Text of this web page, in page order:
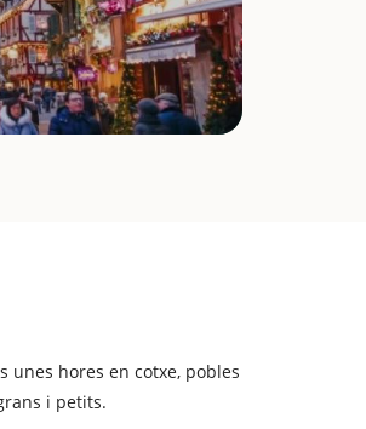
unes hores en cotxe, pobles
i petits.